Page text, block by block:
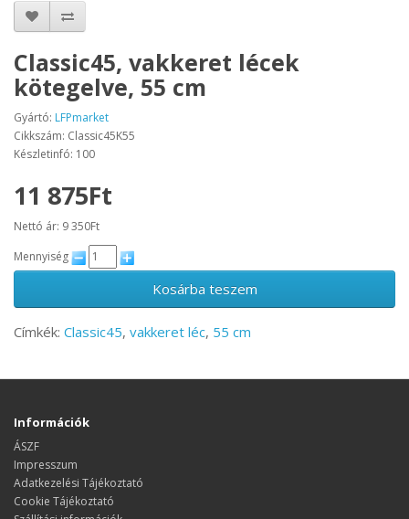
Classic45, vakkeret lécek
kötegelve, 55 cm
Gyártó: LFPmarket
Cikkszám: Classic45K55
Készletinfó: 100
11 875Ft
Nettó ár: 9 350Ft
Mennyiség
Kosárba teszem
Címkék: Classic45, vakkeret léc, 55 cm
Információk
ÁSZF
Impresszum
Adatkezelési Tájékoztató
Cookie Tájékoztató